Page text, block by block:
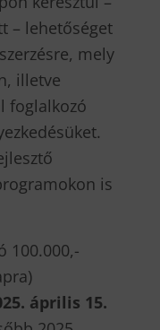
– lehetőséget
mely
illetve
foglalkozó
is
100.000,-
április 15.